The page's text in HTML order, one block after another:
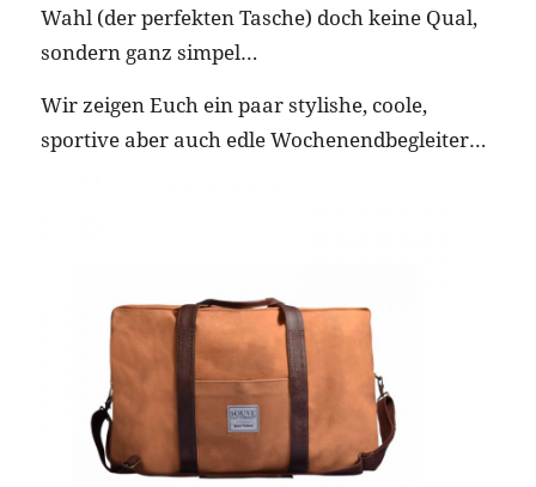
Wahl (der perfekten Tasche) doch keine Qual,
sondern ganz simpel…
Wir zeigen Euch ein paar stylishe, coole,
sportive aber auch edle Wochenendbegleiter…